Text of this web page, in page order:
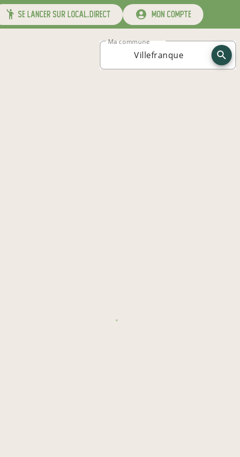
se lancer sur local.direct mon compte
Ma commune